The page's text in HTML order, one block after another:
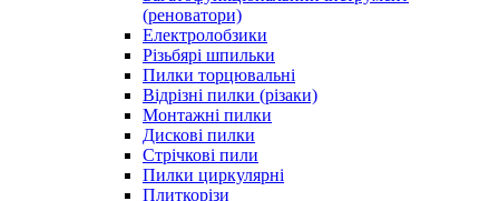
(реноватори)
Електролобзики
Різьбярі шпильки
Пилки торцювальні
Відрізні пилки (різаки)
Монтажні пилки
Дискові пилки
Стрічкові пили
Пилки циркулярні
Плиткорізи